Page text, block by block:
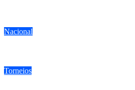
Nacional
Torneios